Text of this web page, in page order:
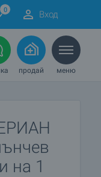
0 Вход
продай меню
на 1